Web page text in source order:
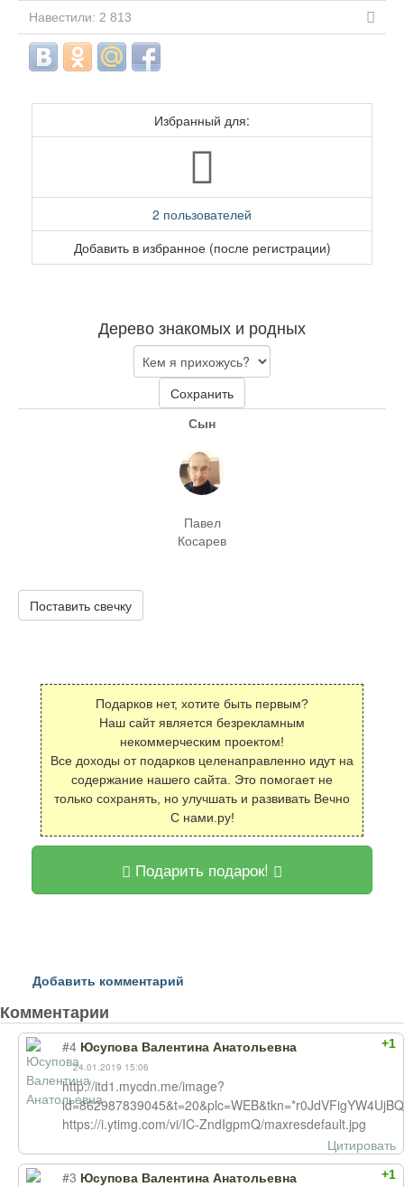
Навестили: 2 813
Избранный для:
2 пользователей
Добавить в избранное (после регистрации)
Дерево знакомых и родных
Сохранить
Сын
Павел
Косарев
Поставить свечку
Подарков нет, хотите быть первым?
Наш сайт является безрекламным
некоммерческим проектом!
Все доходы от подарков целенаправленно идут на
содержание нашего сайта. Это помогает не
только сохранять, но улучшать и развивать Вечно
С нами.ру!
Подарить подарок!
Добавить комментарий
Комментарии
+1
#4 Юсупова Валентина Анатольевна
24.01.2019 15:06
http://itd1.mycdn.me/image?
https://i.ytimg.com/vi/IC-ZndIgpmQ/maxresdefault.jpg
Цитировать
+1
#3 Юсупова Валентина Анатольевна